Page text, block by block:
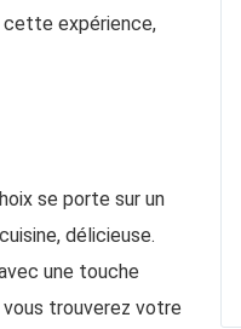
cette expérience,
se porte sur un
délicieuse.
une touche
trouverez votre